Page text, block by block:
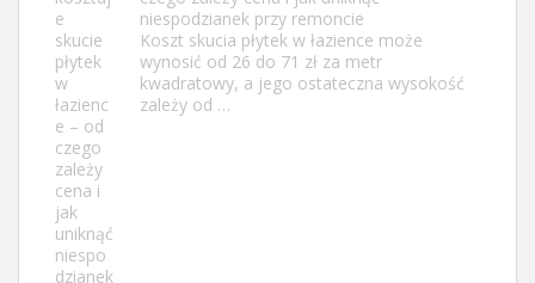
niespodzianek przy remoncie
Koszt skucia płytek w łazience może
wynosić od 26 do 71 zł za metr
kwadratowy, a jego ostateczna wysokość
zależy od …